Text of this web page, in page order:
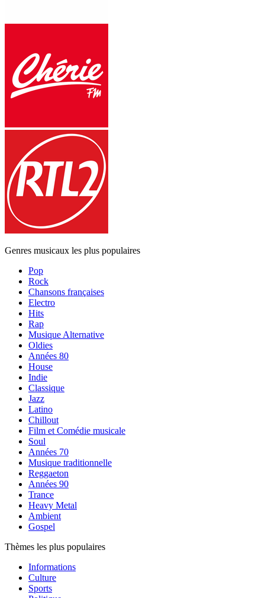
Genres musicaux les plus populaires
Pop
Rock
Chansons françaises
Electro
Hits
Rap
Musique Alternative
Oldies
Années 80
House
Indie
Classique
Jazz
Latino
Chillout
Film et Comédie musicale
Soul
Années 70
Musique traditionnelle
Reggaeton
Années 90
Trance
Heavy Metal
Ambient
Gospel
Thèmes les plus populaires
Informations
Culture
Sports